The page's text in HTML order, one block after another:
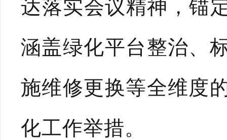
达落实会议精神，锚
涵盖绿化平台整治、
施维修更换等全维度
化工作举措。